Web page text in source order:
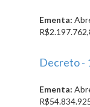
Ementa:
Decreto -
Ementa: